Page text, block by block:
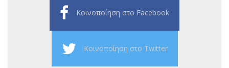
Κοινοποίηση στο Facebook
Κοινοποίηση στο Twitter